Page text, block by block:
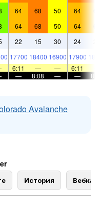
64 68 50 64
64 68 50 64
22 15 30 24
17700 18400 16900 17900
6:11 — — 6:11
— 8:08 — —
Avalanche
История